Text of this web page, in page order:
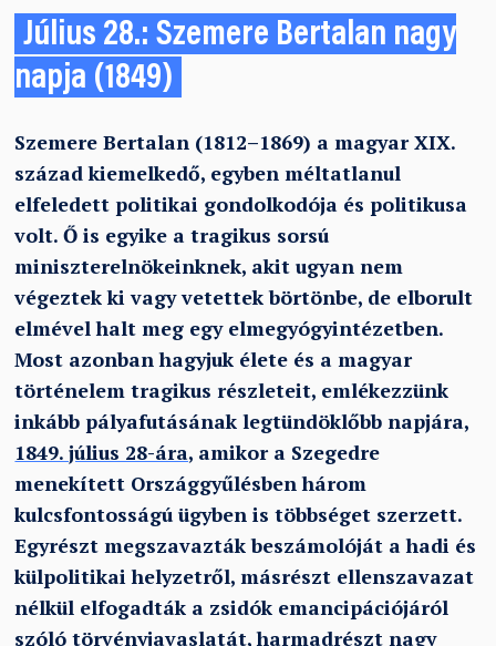
Július 28.: Szemere Bertalan nagy
napja (1849)
Szemere Bertalan (1812–1869) a magyar XIX.
század kiemelkedő, egyben méltatlanul
elfeledett politikai gondolkodója és politikusa
volt. Ő is egyike a tragikus sorsú
miniszterelnökeinknek, akit ugyan nem
végeztek ki vagy vetettek börtönbe, de elborult
elmével halt meg egy elmegyógyintézetben.
Most azonban hagyjuk élete és a magyar
történelem tragikus részleteit, emlékezzünk
inkább pályafutásának legtündöklőbb napjára,
1849. július 28-ára, amikor a Szegedre
menekített Országgyűlésben három
kulcsfontosságú ügyben is többséget szerzett.
Egyrészt megszavazták beszámolóját a hadi és
külpolitikai helyzetről, másrészt ellenszavazat
nélkül elfogadták a zsidók emancipációjáról
szóló törvényjavaslatát, harmadrészt nagy